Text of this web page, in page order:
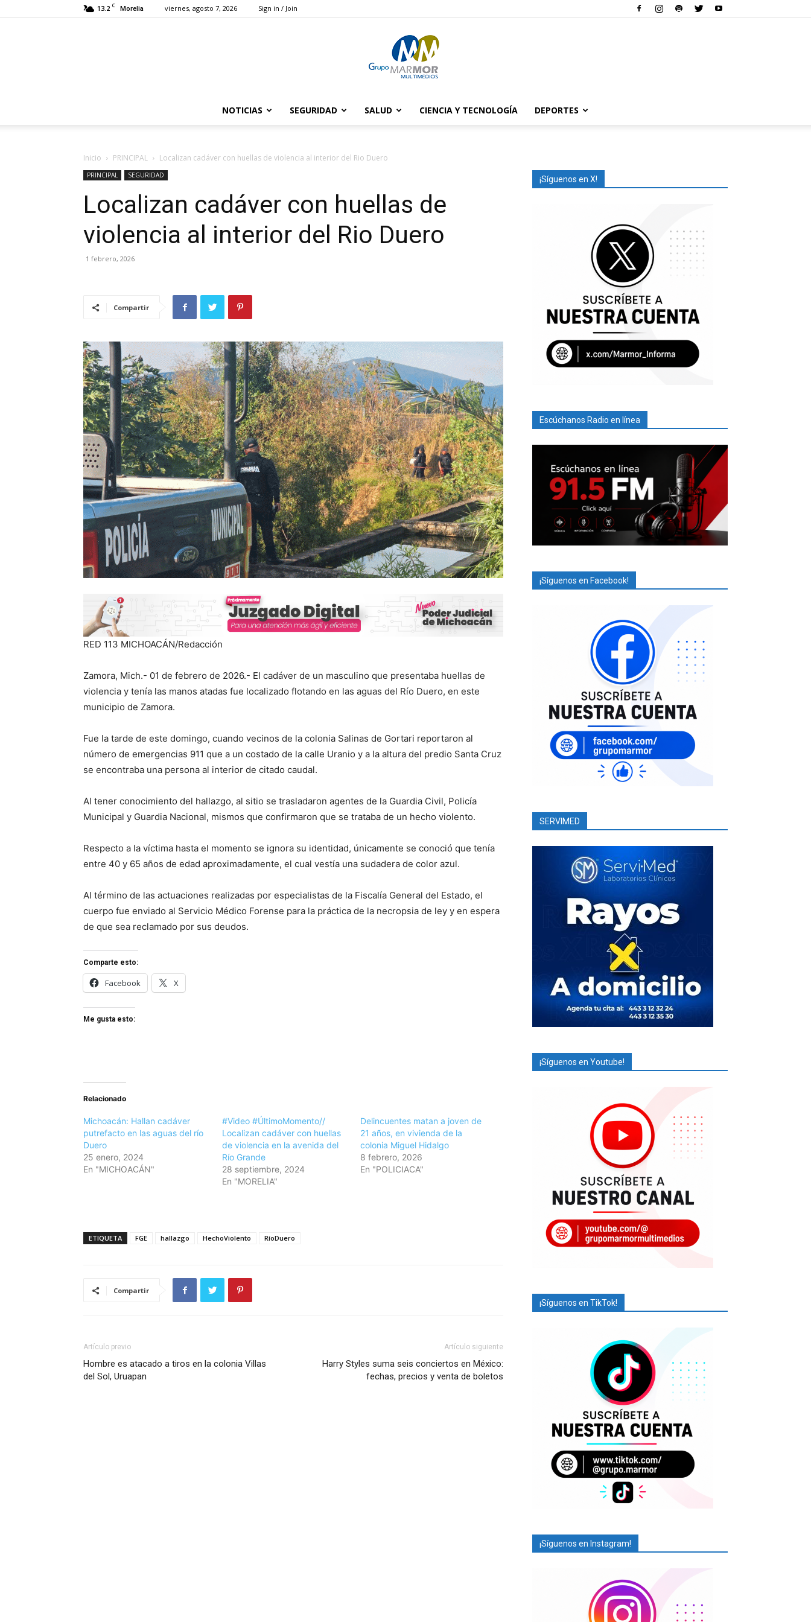
13.2 C Morelia viernes, agosto 7, 2026 Sign in / Join
Marmor
NOTICIAS SEGURIDAD SALUD CIENCIA Y TECNOLOGÍA DEPORTES
Inicio PRINCIPAL Localizan cadáver con huellas de violencia al interior del Rio Duero
PRINCIPAL SEGURIDAD
Localizan cadáver con huellas de
violencia al interior del Rio Duero
1 febrero, 2026
Compartir
RED 113 MICHOACÁN/Redacción
Zamora, Mich.- 01 de febrero de 2026.- El cadáver de un masculino que presentaba huellas de
violencia y tenía las manos atadas fue localizado flotando en las aguas del Río Duero, en este
municipio de Zamora.
Fue la tarde de este domingo, cuando vecinos de la colonia Salinas de Gortari reportaron al
número de emergencias 911 que a un costado de la calle Uranio y a la altura del predio Santa Cruz
se encontraba una persona al interior de citado caudal.
Al tener conocimiento del hallazgo, al sitio se trasladaron agentes de la Guardia Civil, Policía
Municipal y Guardia Nacional, mismos que confirmaron que se trataba de un hecho violento.
Respecto a la víctima hasta el momento se ignora su identidad, únicamente se conoció que tenía
entre 40 y 65 años de edad aproximadamente, el cual vestía una sudadera de color azul.
Al término de las actuaciones realizadas por especialistas de la Fiscalía General del Estado, el
cuerpo fue enviado al Servicio Médico Forense para la práctica de la necropsia de ley y en espera
de que sea reclamado por sus deudos.
Comparte esto:
Facebook X
Me gusta esto:
Relacionado
Michoacán: Hallan cadáver
putrefacto en las aguas del río
Duero
25 enero, 2024
En "MICHOACÁN"
#Video #ÚltimoMomento//
Localizan cadáver con huellas
de violencia en la avenida del
Río Grande
28 septiembre, 2024
En "MORELIA"
Delincuentes matan a joven de
21 años, en vivienda de la
colonia Miguel Hidalgo
8 febrero, 2026
En "POLICIACA"
ETIQUETA FGE hallazgo HechoViolento RíoDuero
Compartir
Artículo previo
Hombre es atacado a tiros en la colonia Villas
del Sol, Uruapan
Artículo siguiente
Harry Styles suma seis conciertos en México:
fechas, precios y venta de boletos
¡Síguenos en X!
Escúchanos Radio en línea
¡Síguenos en Facebook!
SERVIMED
¡Síguenos en Youtube!
¡Síguenos en TikTok!
¡Síguenos en Instagram!